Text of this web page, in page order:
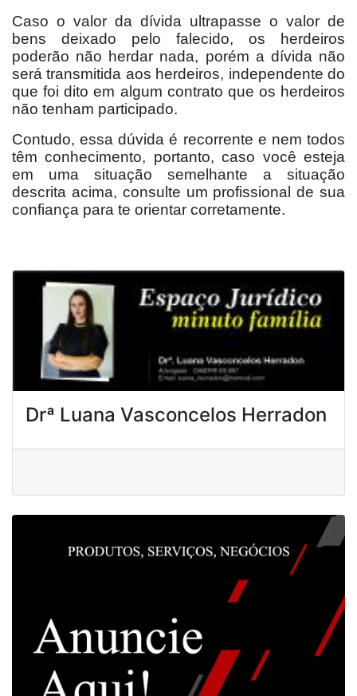
Caso o valor da dívida ultrapasse o valor de
bens deixado pelo falecido, os herdeiros
poderão não herdar nada, porém a dívida não
será transmitida aos herdeiros, independente do
que foi dito em algum contrato que os herdeiros
não tenham participado.
Contudo, essa dúvida é recorrente e nem todos
têm conhecimento, portanto, caso você esteja
em uma situação semelhante a situação
descrita acima, consulte um profissional de sua
confiança para te orientar corretamente.
Drª Luana Vasconcelos Herradon